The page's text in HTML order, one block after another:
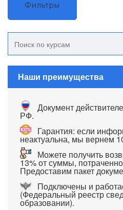
Фильтры
Наши преимущества
Документ
РФ.
Гарантия: если
неактуальна, мы вернем
Можете получить
13% от суммы,
Предоставим пакет
Подключены и
(Федеральный реестр
образовании).